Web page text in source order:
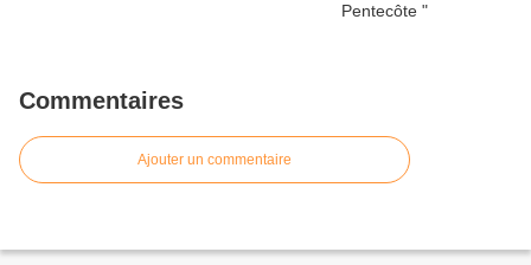
Commentaires
Ajouter un commentaire